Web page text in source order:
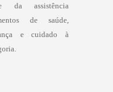
da assistência
de saúde,
e cuidado à